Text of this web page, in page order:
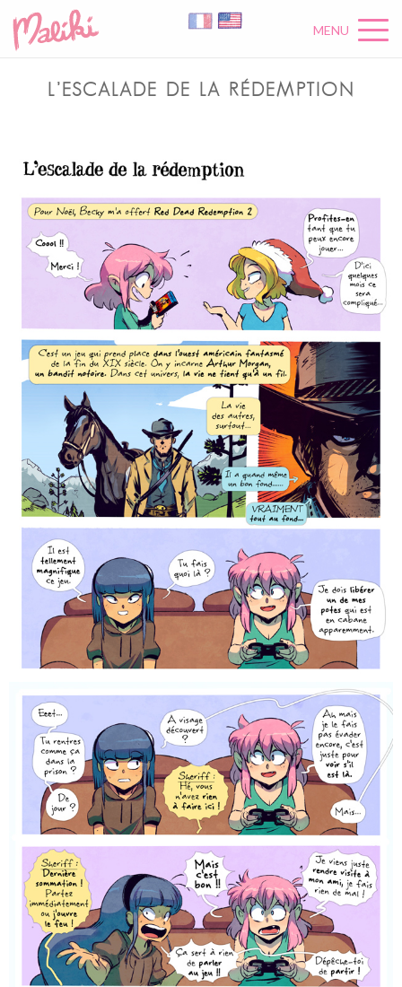
MENU
L’ESCALADE DE LA RÉDEMPTION